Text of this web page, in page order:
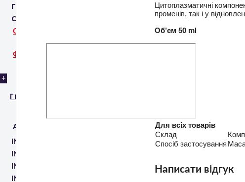
ГЕЛЬ ПРОВІДНИК
СТОМОТОЛОГІЧНІ ІМПЛАНТИ
СИСТЕМИ 3D-ФОТОЗЙОМКИ
ФОТОФОНИ
+
Гінекологія
АПАРАТИ
INMODE EMPOWER RF
INMODE MORPHEUS 8V
INMODE V TONE
INMODE FORMA V
Цитоплазматичні
променів, так і у
Об’єм 50 ml
Для всіх товарів
Склад
Спосіб застосування
Написати відгук